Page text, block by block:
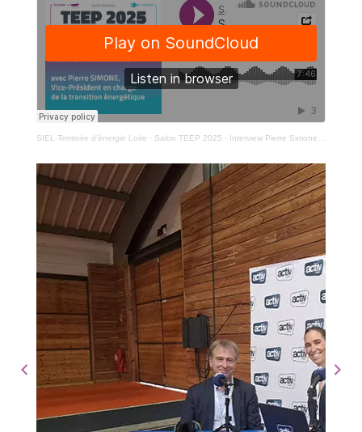
SIEL-Territoire d'énergie Loire · Salon TEEP 2025 - Interview Pierre Simone en charge de la transition énergétique